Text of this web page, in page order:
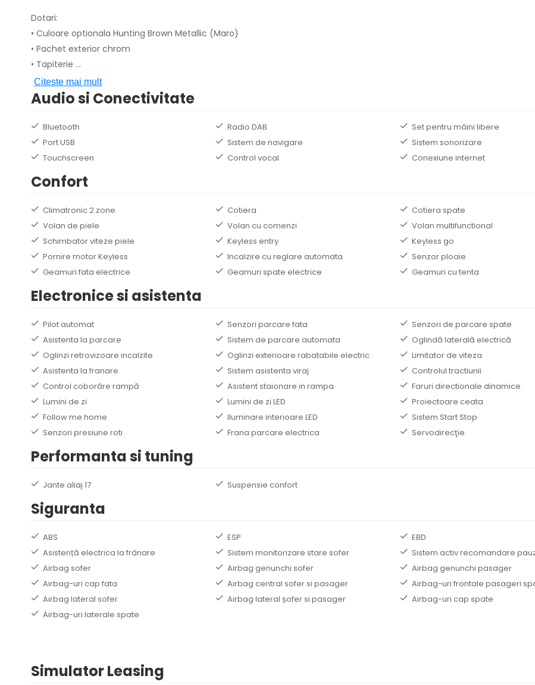
Dotari:
• Culoare optionala Hunting Brown Metallic (Maro)
• Pachet exterior chrom
• Tapiterie ...
Citeste mai mult
Audio si Conectivitate
Bluetooth Radio DAB
Set pentru mâini libere
Port USB
Sistem de navigare
Sistem sonorizare
Touchscreen
Control vocal Conexiune internet
Confort
Climatronic 2 zone Cotiera
Cotiera spate
Volan de piele
Volan cu comenzi
Volan multifunctional
Schimbator viteze piele
Keyless entry
Keyless go
Pornire motor Keyless
Incalzire cu reglare automata
Senzor ploaie
Geamuri fata electrice
Geamuri spate electrice Geamuri cu tenta
Electronice si asistenta
Pilot automat Senzori parcare fata
Senzori de parcare spate
Asistenta la parcare
Sistem de parcare automata
Oglindă laterală electrică
Oglinzi retrovizoare incalzite
Oglinzi exterioare rabatabile electric
Limitator de viteza
Asistenta la franare
Sistem asistenta viraj
Controlul tractiunii
Control coborâre rampă
Asistent staionare in rampa
Faruri directionale dinamice
Lumini de zi
Lumini de zi LED
Proiectoare ceata
Follow me home
Iluminare interioare LED
Sistem Start Stop
Senzori presiune roti
Frana parcare electrica Servodirecţie
Performanta si tuning
Jante aliaj 17 Suspensie confort
Siguranta
ABS ESP
EBD
Asistență electrica la frânare
Sistem monitorizare stare sofer
Sistem activ recomandare
Airbag sofer
Airbag genunchi sofer
Airbag genunchi pasager
Airbag-uri cap fata
Airbag central sofer si pasager
Airbag-uri frontale pasageri
Airbag lateral sofer
Airbag lateral șofer si pasager
Airbag-uri cap spate
Airbag-uri laterale spate
Simulator Leasing